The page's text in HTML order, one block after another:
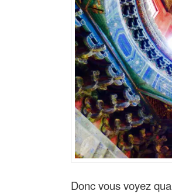
Donc vous voyez